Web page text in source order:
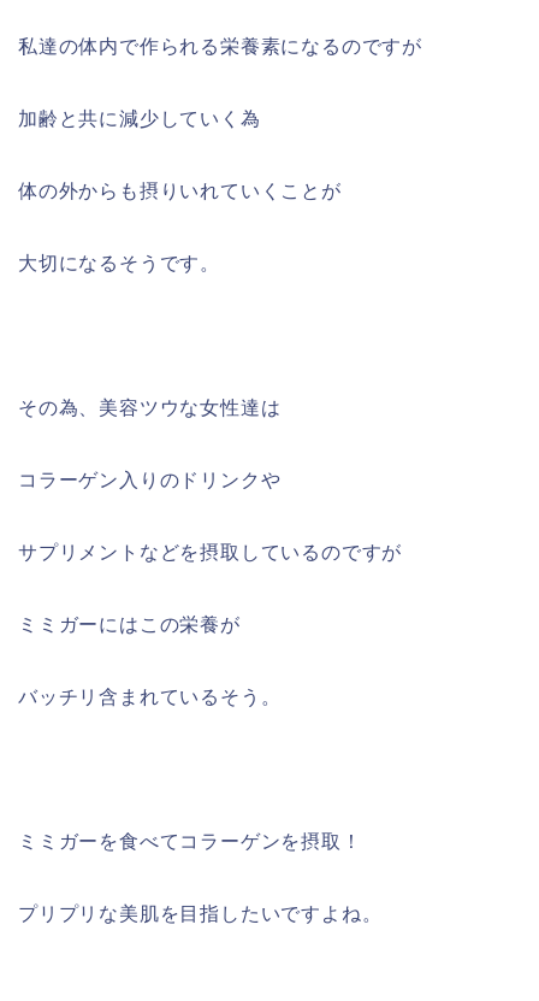
私達の体内で作られる栄養素になるのですが
加齢と共に減少していく為
体の外からも摂りいれていくことが
大切になるそうです。
その為、美容ツウな女性達は
コラーゲン入りのドリンクや
サプリメントなどを摂取しているのですが
ミミガーにはこの栄養が
バッチリ含まれているそう。
ミミガーを食べてコラーゲンを摂取！
プリプリな美肌を目指したいですよね。